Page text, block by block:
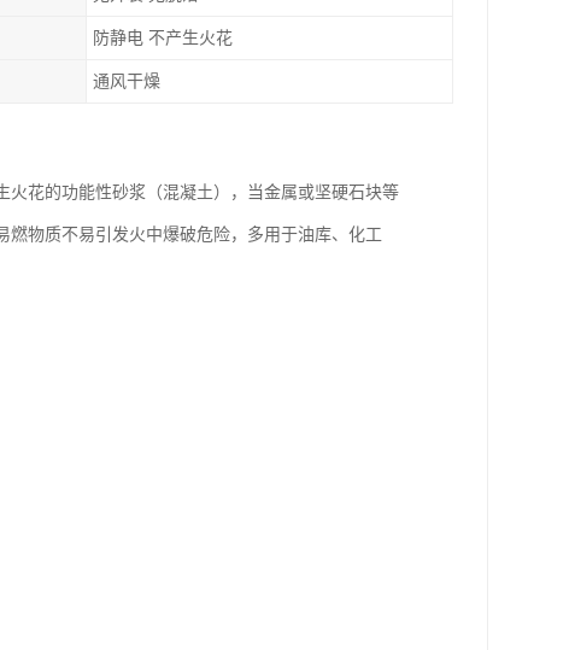
防静电 不产生火花
通风干燥
花的功能性砂浆（混凝土），当金属或坚硬石块等
物质不易引发火中爆破危险，多用于油库、化工